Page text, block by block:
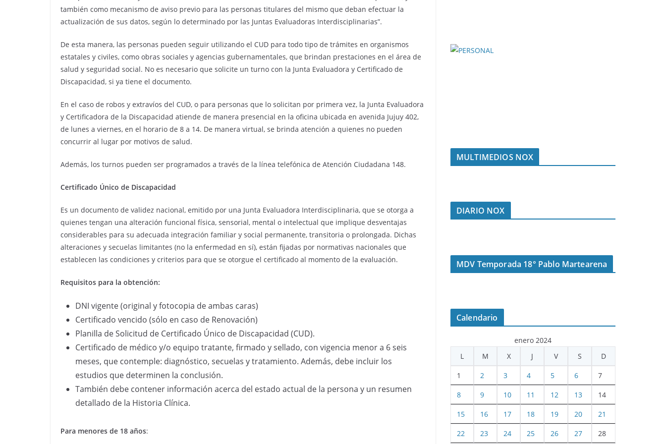
también como mecanismo de aviso previo para las personas titulares del mismo que deban efectuar la
actualización de sus datos, según lo determinado por las Juntas Evaluadoras Interdisciplinarias”.
De esta manera, las personas pueden seguir utilizando el CUD para todo tipo de trámites en organismos
estatales y civiles, como obras sociales y agencias gubernamentales, que brindan prestaciones en el área de
salud y seguridad social. No es necesario que solicite un turno con la Junta Evaluadora y Certificado de
Discapacidad, si ya tiene el documento.
En el caso de robos y extravíos del CUD, o para personas que lo solicitan por primera vez, la Junta Evaluadora
y Certificadora de la Discapacidad atiende de manera presencial en la oficina ubicada en avenida Jujuy 402,
de lunes a viernes, en el horario de 8 a 14. De manera virtual, se brinda atención a quienes no pueden
concurrir al lugar por motivos de salud.
Además, los turnos pueden ser programados a través de la línea telefónica de Atención Ciudadana 148.
Certificado Único de Discapacidad
Es un documento de validez nacional, emitido por una Junta Evaluadora Interdisciplinaria, que se otorga a
quienes tengan una alteración funcional física, sensorial, mental o intelectual que implique desventajas
considerables para su adecuada integración familiar y social permanente, transitoria o prolongada. Dichas
alteraciones y secuelas limitantes (no la enfermedad en sí), están fijadas por normativas nacionales que
establecen las condiciones y criterios para que se otorgue el certificado al momento de la evaluación.
Requisitos para la obtención:
DNI vigente (original y fotocopia de ambas caras)
Certificado vencido (sólo en caso de Renovación)
Planilla de Solicitud de Certificado Único de Discapacidad (CUD).
Certificado de médico y/o equipo tratante, firmado y sellado, con vigencia menor a 6 seis
meses, que contemple: diagnóstico, secuelas y tratamiento. Además, debe incluir los
estudios que determinen la conclusión.
También debe contener información acerca del estado actual de la persona y un resumen
detallado de la Historia Clínica.
Para menores de 18 años:
MULTIMEDIOS NOX
DIARIO NOX
MDV Temporada 18° Pablo Martearena
Calendario
enero 2024
L
M X J V S D
1 2 3 4 5 6 7
8 9 10 11 12 13 14
15 16 17 18 19 20 21
22 23 24 25 26 27 28